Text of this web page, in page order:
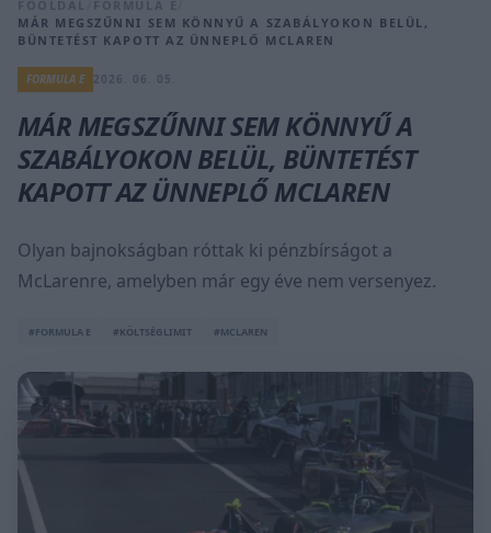
FŐOLDAL FORMULA E
MÁR MEGSZŰNNI SEM KÖNNYŰ A SZABÁLYOKON BELÜL,
BÜNTETÉST KAPOTT AZ ÜNNEPLŐ MCLAREN
FORMULA E
MÁR MEGSZŰNNI SEM KÖNNYŰ A
SZABÁLYOKON BELÜL, BÜNTETÉST
KAPOTT AZ ÜNNEPLŐ MCLAREN
Olyan bajnokságban róttak ki pénzbírságot a
McLarenre, amelyben már egy éve nem versenyez.
#FORMULA E #KÖLTSÉGLIMIT #MCLAREN